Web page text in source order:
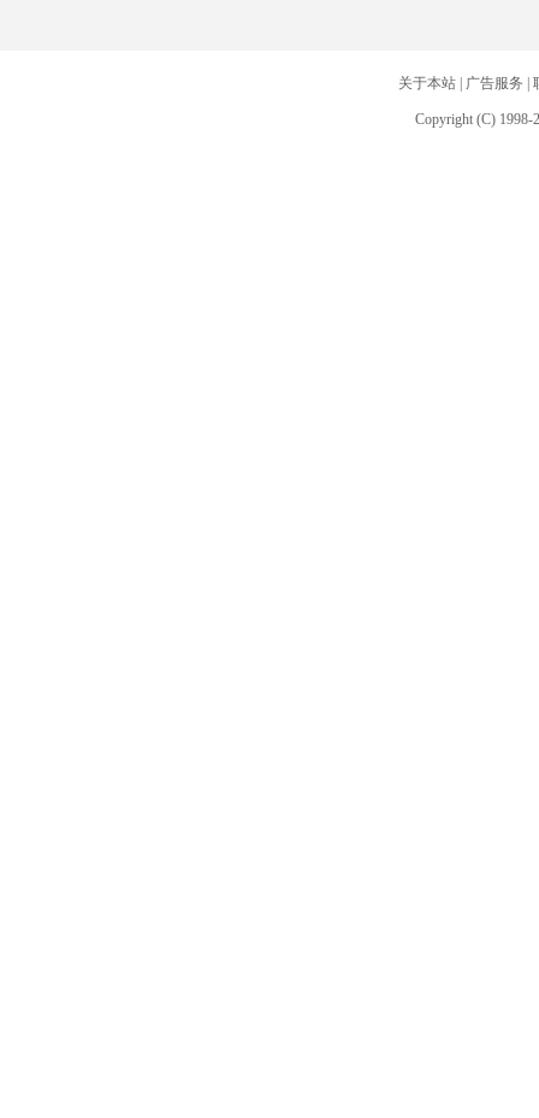
关于本站| 广告服务
Copyright (C) 1998-